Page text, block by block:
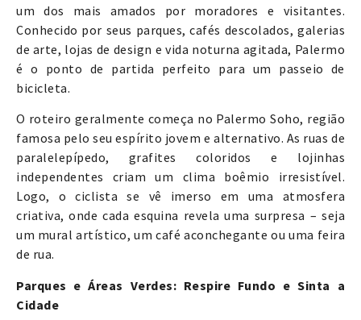
um dos mais amados por moradores e visitantes.
Conhecido por seus parques, cafés descolados, galerias
de arte, lojas de design e vida noturna agitada, Palermo
é o ponto de partida perfeito para um passeio de
bicicleta.
O roteiro geralmente começa no Palermo Soho, região
famosa pelo seu espírito jovem e alternativo. As ruas de
paralelepípedo, grafites coloridos e lojinhas
independentes criam um clima boêmio irresistível.
Logo, o ciclista se vê imerso em uma atmosfera
criativa, onde cada esquina revela uma surpresa – seja
um mural artístico, um café aconchegante ou uma feira
de rua.
Parques e Áreas Verdes: Respire Fundo e Sinta a
Cidade